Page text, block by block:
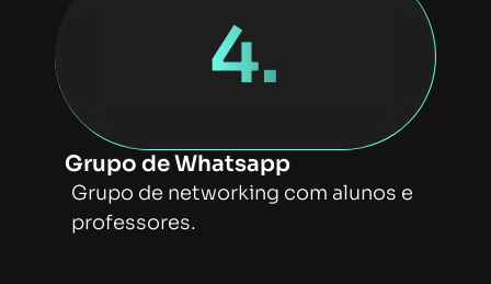
4.
Grupo de Whatsapp
Grupo de networking com alunos e
professores.